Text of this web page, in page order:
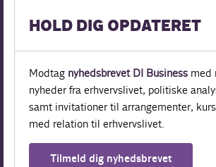
HOLD DIG OPDATERET
Modtag nyhedsbrevet DI Business med
nyheder fra erhvervslivet, politiske
samt invitationer til arrangementer,
med relation til erhvervslivet.
Tilmeld dig nyhedsbrevet